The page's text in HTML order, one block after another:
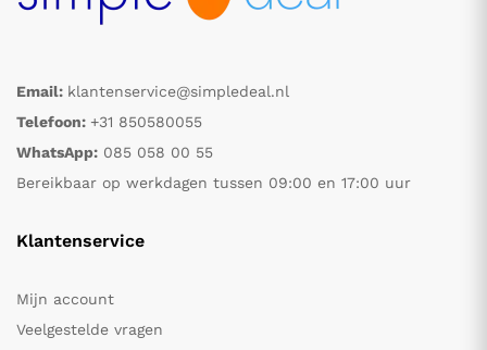
Email: klantenservice@simpledeal.nl
Telefoon: +31 850580055
WhatsApp: 085 058 00 55
Bereikbaar op werkdagen tussen 09:00 en 17:00 uur
Klantenservice
Mijn account
Veelgestelde vragen